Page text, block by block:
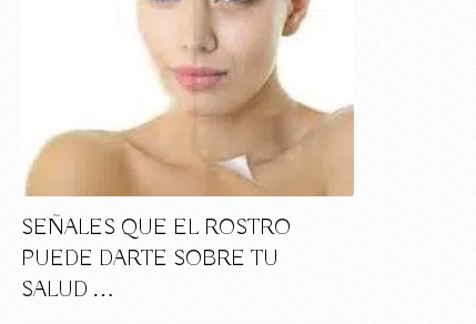
SEÑALES QUE EL ROSTRO
PUEDE DARTE SOBRE TU
SALUD …